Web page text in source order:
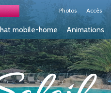
Accueil Photos Accès
mobile-home Animations